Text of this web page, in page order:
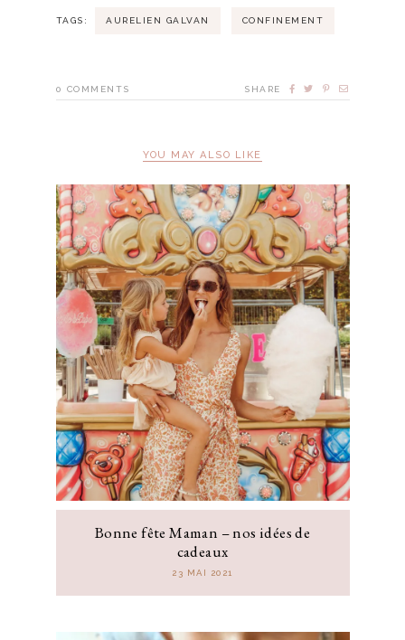
TAGS: AURELIEN GALVAN CONFINEMENT
0 COMMENTS SHARE
YOU MAY ALSO LIKE
Bonne fête Maman – nos idées de
cadeaux
23 MAI 2021